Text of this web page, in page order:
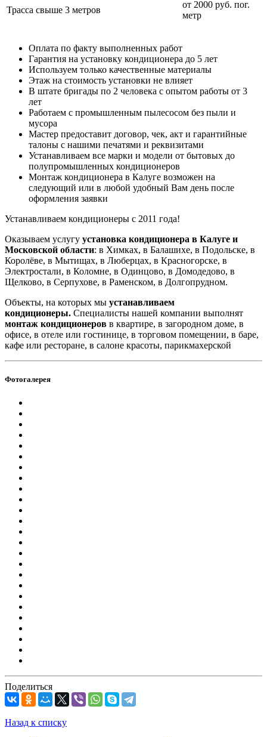
Трасса свыше 3 метров
от 2000 руб. пог.
метр
Оплата по факту выполненных работ
Гарантия на установку кондиционера до 5 лет
Используем только качественные материалы
Этаж на стоимость установки не влияет
В штате бригады по 2 человека с опытом работы от 3
лет
Работаем с промышленным пылесосом без пыли и
мусора
Мастер предоставит договор, чек, акт и гарантийные
талоны с нашими печатями и реквизитами
Устанавливаем все марки и модели от бытовых до
полупромышленных кондиционеров
Монтаж кондиционера в Калуге возможен на
следующий или в любой удобный Вам день после
оформления заявки
Устанавливаем кондиционеры с 2011 года!
Оказываем услугу установка кондиционера в Калуге и
Московской области: в Химках, в Балашихе, в Подольске, в
Королёве, в Мытищах, в Люберцах, в Красногорске, в
Электростали, в Коломне, в Одинцово, в Домодедово, в
Щелково, в Серпухове, в Раменском, в Долгопрудном.
Объекты, на которых мы устанавливаем
кондиционеры. Специалисты нашей компании выполнят
монтаж кондиционеров в квартире, в загородном доме, в
офисе, в отеле или гостинице, в торговом помещении, в баре,
кафе или ресторане, в салоне красоты, парикмахерской
Фотогалерея
Поделиться
Назад к списку